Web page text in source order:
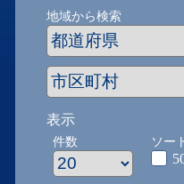
地域から検索
表示
件数 ソー